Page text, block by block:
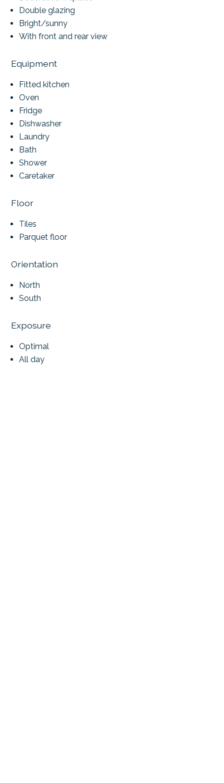
Double glazing
Bright/sunny
With front and rear view
Equipment
Fitted kitchen
Oven
Fridge
Dishwasher
Laundry
Bath
Shower
Caretaker
Floor
Tiles
Parquet floor
Orientation
North
South
Exposure
Optimal
All day